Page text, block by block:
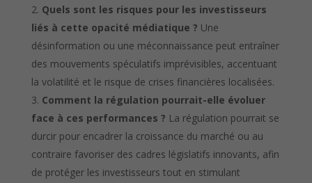
Quels sont les risques pour les investisseurs
liés à cette opacité médiatique ? Une
désinformation ou une méconnaissance peut entraîner
des mouvements spéculatifs imprévisibles, accentuant
la volatilité et le risque de crises financières localisées.
Comment la régulation pourrait-elle évoluer
face à ces performances ? La régulation pourrait se
durcir pour encadrer la croissance du marché ou au
contraire favoriser des cadres législatifs innovants, afin
de protéger les investisseurs tout en stimulant